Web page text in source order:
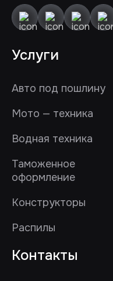
Услуги
Авто под пошлину
Мото — техника
Водная техника
Таможенное
оформление
Конструкторы
Распилы
Контакты